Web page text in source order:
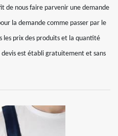
de nous faire parvenir une demande
la demande comme passer par le
les prix des produits et la quantité
est établi gratuitement et sans